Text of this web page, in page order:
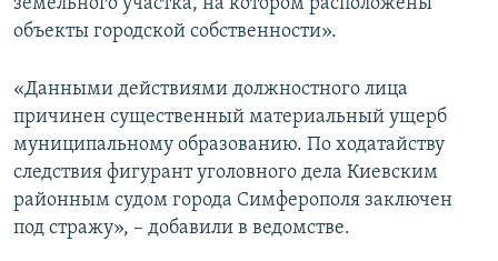
земельного участка, на котором расположены
объекты городской собственности».
«Данными действиями должностного лица
причинен существенный материальный ущерб
муниципальному образованию. По ходатайству
следствия фигурант уголовного дела Киевским
районным судом города Симферополя заключен
под стражу», – добавили в ведомстве.